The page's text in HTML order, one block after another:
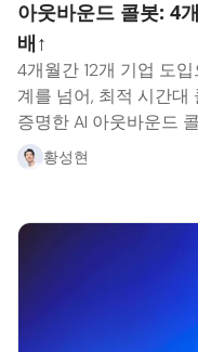
아웃바운드 콜봇: 4
배↑
4개월간 12개 기업 도
계를 넘어, 최적 시간대
증명한 AI 아웃바운드
황성현